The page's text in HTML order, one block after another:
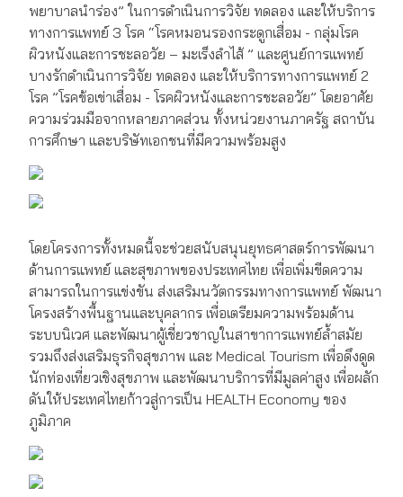
พยาบาลนำร่อง” ในการดำเนินการวิจัย ทดลอง และให้บริการ
ทางการแพทย์ 3 โรค “โรคหมอนรองกระดูกเสื่อม - กลุ่มโรค
ผิวหนังและการชะลอวัย – มะเร็งลำไส้ ” และศูนย์การแพทย์
บางรักดำเนินการวิจัย ทดลอง และให้บริการทางการแพทย์ 2
โรค ”โรคข้อเข่าเสื่อม - โรคผิวหนังและการชะลอวัย” โดยอาศัย
ความร่วมมือจากหลายภาคส่วน ทั้งหน่วยงานภาครัฐ สถาบัน
การศึกษา และบริษัทเอกชนที่มีความพร้อมสูง
โดยโครงการทั้งหมดนี้จะช่วยสนับสนุนยุทธศาสตร์การพัฒนา
ด้านการแพทย์ และสุขภาพของประเทศไทย เพื่อเพิ่มขีดความ
สามารถในการแข่งขัน ส่งเสริมนวัตกรรมทางการแพทย์ พัฒนา
โครงสร้างพื้นฐานและบุคลากร เพื่อเตรียมความพร้อมด้าน
ระบบนิเวศ และพัฒนาผู้เชี่ยวชาญในสาขาการแพทย์ล้ำสมัย
รวมถึงส่งเสริมธุรกิจสุขภาพ และ Medical Tourism เพื่อดึงดูด
นักท่องเที่ยวเชิงสุขภาพ และพัฒนาบริการที่มีมูลค่าสูง เพื่อผลัก
ดันให้ประเทศไทยก้าวสู่การเป็น HEALTH Economy ของ
ภูมิภาค